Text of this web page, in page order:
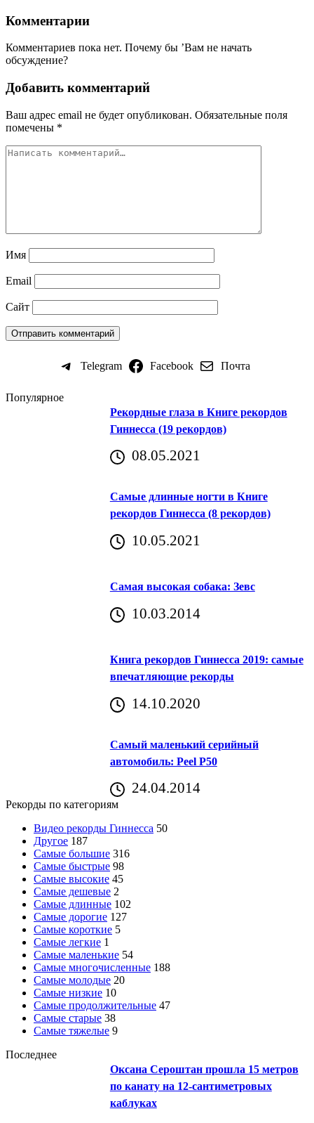
Комментарии
Комментариев пока нет. Почему бы ’Вам не начать
обсуждение?
Добавить комментарий
Ваш адрес email не будет опубликован. Обязательные поля
помечены *
Имя
Email
Сайт
Telegram Facebook Почта
Популярное
Рекордные глаза в Книге рекордов
Гиннесса (19 рекордов)
08.05.2021
Самые длинные ногти в Книге
рекордов Гиннесса (8 рекордов)
10.05.2021
Самая высокая собака: Зевс
10.03.2014
Книга рекордов Гиннесса 2019: самые
впечатляющие рекорды
14.10.2020
Самый маленький серийный
автомобиль: Peel P50
24.04.2014
Рекорды по категориям
Видео рекорды Гиннесса 50
Другое 187
Самые большие 316
Самые быстрые 98
Самые высокие 45
Самые дешевые 2
Самые длинные 102
Самые дорогие 127
Самые короткие 5
Самые легкие 1
Самые маленькие 54
Самые многочисленные 188
Самые молодые 20
Самые низкие 10
Самые продолжительные 47
Самые старые 38
Самые тяжелые 9
Последнее
Оксана Сероштан прошла 15 метров
по канату на 12-сантиметровых
каблуках